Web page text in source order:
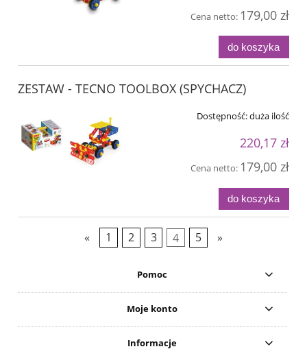
Cena netto: 179,00 zł
do koszyka
ZESTAW - TECNO TOOLBOX (SPYCHACZ)
Dostępność:duża ilość
220,17 zł
Cena netto: 179,00 zł
do koszyka
« 1 2 3 4 5 »
Pomoc
Moje konto
Informacje